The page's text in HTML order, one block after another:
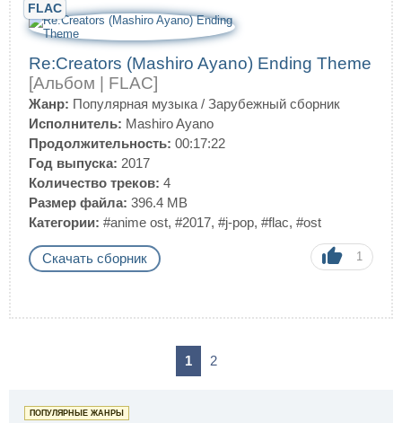
FLAC
Re:Creators (Mashiro Ayano) Ending Theme
[Альбом | FLAC]
Жанр: Популярная музыка / Зарубежный сборник
Исполнитель: Mashiro Ayano
Продолжительность: 00:17:22
Год выпуска: 2017
Количество треков: 4
Размер файла: 396.4 MB
Категории: #anime ost, #2017, #j-pop, #flac, #ost
Скачать сборник 1
1 2
ПОПУЛЯРНЫЕ ЖАНРЫ